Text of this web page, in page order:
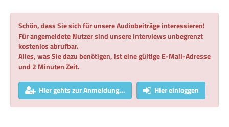
Schön, dass Sie sich für unsere Audiobeiträge interessieren!
Für angemeldete Nutzer sind unsere Interviews unbegrenzt
kostenlos abrufbar.
Alles, was Sie dazu benötigen, ist eine gültige E-Mail-Adresse
und 2 Minuten Zeit.
Hier gehts zur Anmeldung... Hier einloggen